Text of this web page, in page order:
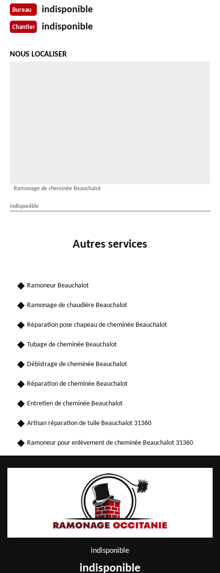
Bureau indisponible
Chantier indisponible
NOUS LOCALISER
Ramonage de cheminée Beauchalot
indisponible
Autres services
Ramoneur Beauchalot
Ramonage de chaudière Beauchalot
Réparation pose chapeau de cheminée Beauchalot
Tubage de cheminée Beauchalot
Débistrage de cheminée Beauchalot
Réparation de cheminée Beauchalot
Entretien de cheminée Beauchalot
Artisan réparation de tuile Beauchalot 31360
Ramoneur pour enlèvement de cheminée Beauchalot 31360
indisponible
indisponible